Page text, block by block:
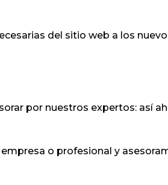
del sitio web a los
por nuestros expertos: así
o profesional y